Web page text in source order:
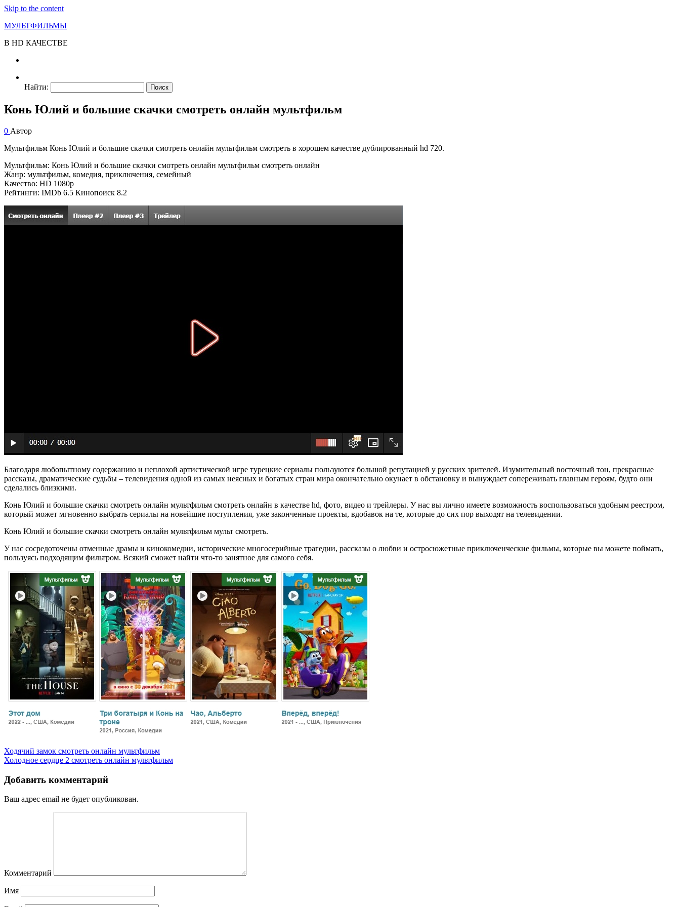
Skip to the content
МУЛЬТФИЛЬМЫ
В HD КАЧЕСТВЕ
Найти:
Конь Юлий и большие скачки смотреть онлайн мультфильм
0 Автор
Мультфильм Конь Юлий и большие скачки смотреть онлайн мультфильм смотреть в хорошем качестве дублированный hd 720.
Мультфильм: Конь Юлий и большие скачки смотреть онлайн мультфильм смотреть онлайн
Жанр: мультфильм, комедия, приключения, семейный
Качество: HD 1080p
Рейтинги: IMDb 6.5 Кинопоиск 8.2
Благодаря любопытному содержанию и неплохой артистической игре турецкие сериалы пользуются большой репутацией у русских зрителей. Изумительный восточный тон, прекрасные
рассказы, драматические судьбы – телевидения одной из самых неясных и богатых стран мира окончательно окунает в обстановку и вынуждает сопереживать главным героям, будто они
сделались близкими.
Конь Юлий и большие скачки смотреть онлайн мультфильм смотреть онлайн в качестве hd, фото, видео и трейлеры. У нас вы лично имеете возможность воспользоваться удобным реестром,
который может мгновенно выбрать сериалы на новейшие поступления, уже законченные проекты, вдобавок на те, которые до сих пор выходят на телевидении.
Конь Юлий и большие скачки смотреть онлайн мультфильм мульт смотреть.
У нас сосредоточены отменные драмы и кинокомедии, исторические многосерийные трагедии, рассказы о любви и остросюжетные приключенческие фильмы, которые вы можете поймать,
пользуясь подходящим фильтром. Всякий сможет найти что-то занятное для самого себя.
Ходячий замок смотреть онлайн мультфильм
Холодное сердце 2 смотреть онлайн мультфильм
Добавить комментарий
Ваш адрес email не будет опубликован.
Комментарий
Имя